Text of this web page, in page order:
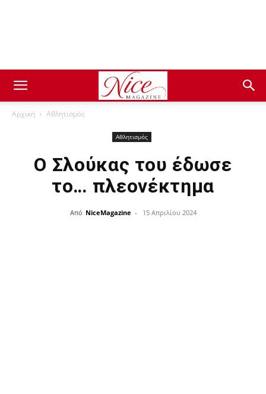
Αρχική Αθλητισμός
Αθλητισμός
Ο Σλούκας του έδωσε
το… πλεονέκτημα
Από NiceMagazine - 15 Απριλίου 2024